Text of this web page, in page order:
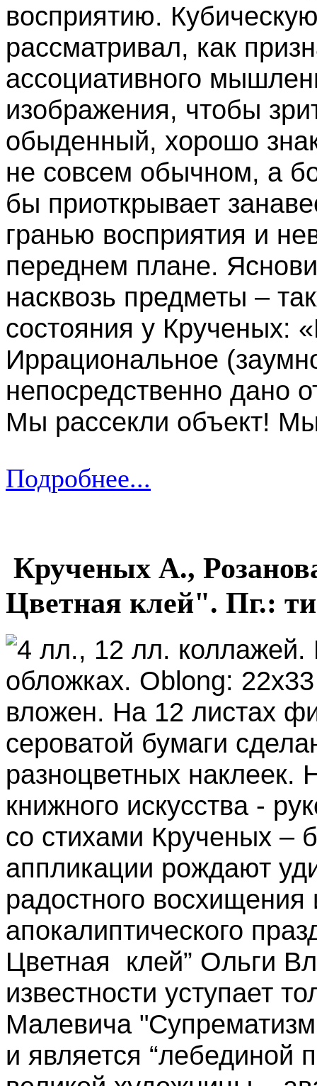
восприятию.
рассматривал, как
ассоциативного
изображения, чтобы
обыденный, хорошо
не совсем обычном, а
бы приоткрывает
гранью восприятия и
переднем плане.
насквозь предметы –
состояния у Крученых:
Иррациональное
непосредственно дано
Мы рассекли объект!
Подробнее...
Крученых А.,
Цветная клей". Пг.:
4 лл., 12 лл. коллажей.
обложках. Oblong:
вложен. На 12 листах
сероватой бумаги
разноцветных наклеек.
книжного искусства -
со стихами Крученых –
аппликации рождают
радостного восхищения
апокалиптического
Цветная клей” Ольги
известности уступает
Малевича
и является “лебединой